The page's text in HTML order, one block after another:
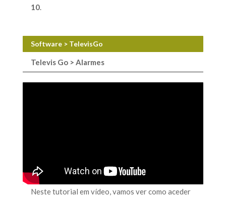
10.
Software > TelevisGo
Televis Go > Alarmes
Neste tutorial em vídeo, vamos ver como aceder